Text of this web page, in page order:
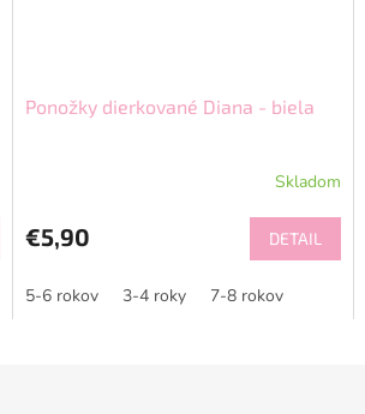
Ponožky dierkované Diana - biela
Skladom
€5,90 DETAIL
5-6 rokov 3-4 roky 7-8 rokov